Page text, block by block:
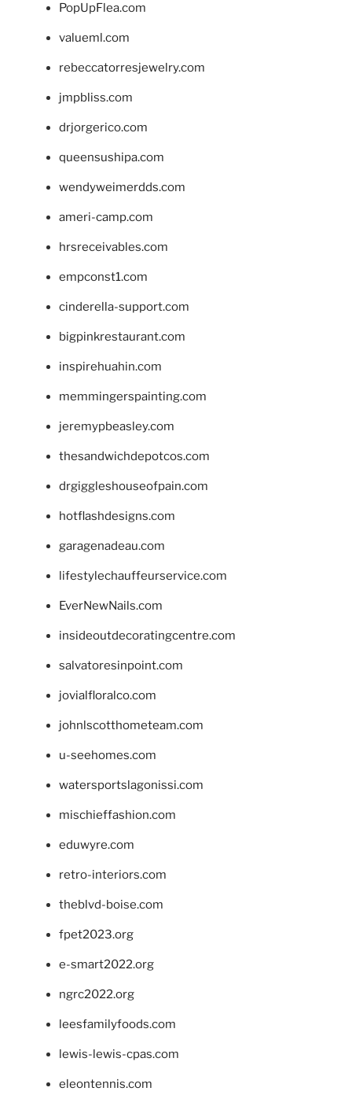
PopUpFlea.com
valueml.com
rebeccatorresjewelry.com
jmpbliss.com
drjorgerico.com
queensushipa.com
wendyweimerdds.com
ameri-camp.com
hrsreceivables.com
empconst1.com
cinderella-support.com
bigpinkrestaurant.com
inspirehuahin.com
memmingerspainting.com
jeremypbeasley.com
thesandwichdepotcos.com
drgiggleshouseofpain.com
hotflashdesigns.com
garagenadeau.com
lifestylechauffeurservice.com
EverNewNails.com
insideoutdecoratingcentre.com
salvatoresinpoint.com
jovialfloralco.com
johnlscotthometeam.com
u-seehomes.com
watersportslagonissi.com
mischieffashion.com
eduwyre.com
retro-interiors.com
theblvd-boise.com
fpet2023.org
e-smart2022.org
ngrc2022.org
leesfamilyfoods.com
lewis-lewis-cpas.com
eleontennis.com